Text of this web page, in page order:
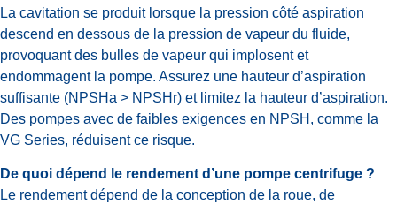
La cavitation se produit lorsque la pression côté aspiration
descend en dessous de la pression de vapeur du fluide,
provoquant des bulles de vapeur qui implosent et
endommagent la pompe. Assurez une hauteur d’aspiration
suffisante (NPSHa > NPSHr) et limitez la hauteur d’aspiration.
Des pompes avec de faibles exigences en NPSH, comme la
VG Series, réduisent ce risque.
De quoi dépend le rendement d’une pompe centrifuge ?
Le rendement dépend de la conception de la roue, de